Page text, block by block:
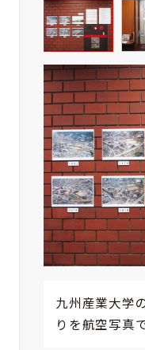
九州産業大学
りを航空写真